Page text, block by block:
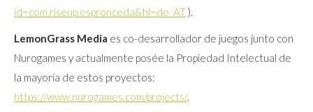
id=com.riseup.espronceda&hl=de_AT).
LemonGrass Media es co-desarrollador de juegos junto con
Nurogames y actualmente posée la Propiedad Intelectual de
la mayoria de estos proyectos:
https://www.nurogames.com/projects/.